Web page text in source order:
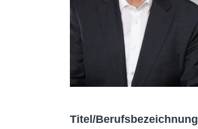
Titel/Berufsbezeichnung